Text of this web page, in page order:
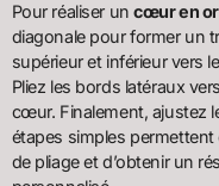
Pour réaliser uncœur en
diagonale pour former un
supérieur et inférieur vers
Pliez les bords latéraux
cœur. Finalement, ajustez
étapes simples
de pliage et d’obtenir un